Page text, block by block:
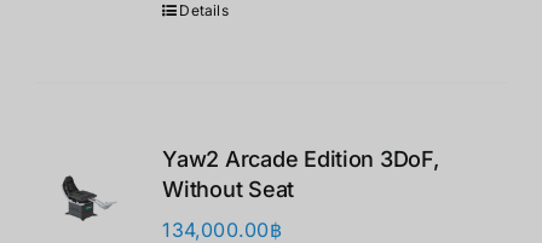
Details
Yaw2 Arcade Edition 3DoF,
Without Seat
134,000.00฿